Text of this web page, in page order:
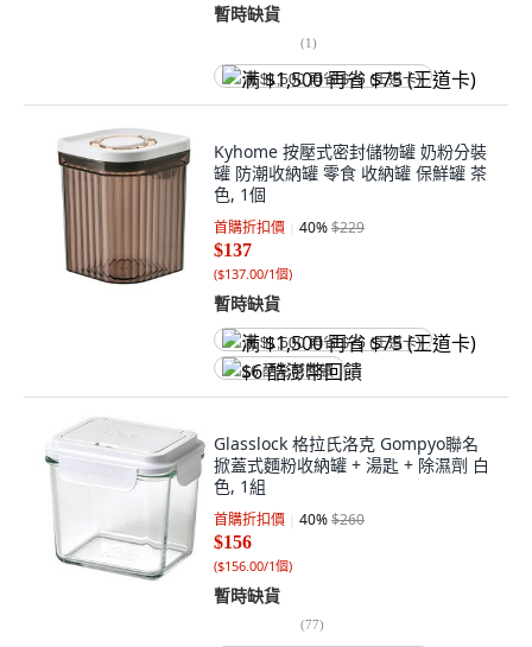
暫時缺貨
(1)
满 $1,500 再省 $75 (王道卡)
Kyhome 按壓式密封儲物罐 奶粉分裝
罐 防潮收納罐 零食 收納罐 保鮮罐 茶
色, 1個
首購折扣價 40%$229
$137
($137.00/1個)
暫時缺貨
满 $1,500 再省 $75 (王道卡)
$6 酷澎幣回饋
Glasslock 格拉氏洛克 Gompyo聯名
掀蓋式麵粉收納罐 + 湯匙 + 除濕劑 白
色, 1組
首購折扣價 40%$260
$156
($156.00/1個)
暫時缺貨
(77)